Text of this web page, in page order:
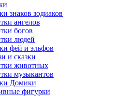
знаков зодиаков
ангелов
богов
людей
фей и эльфов
и сказки
животных
музыкантов
Домики
фигурки